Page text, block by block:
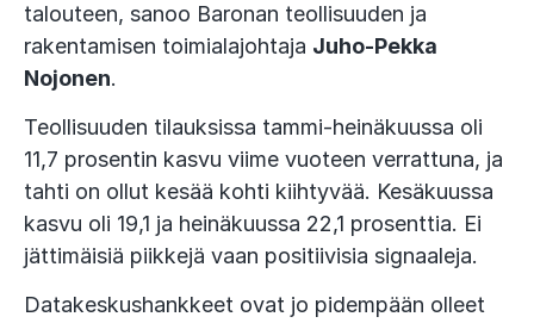
talouteen, sanoo Baronan teollisuuden ja
rakentamisen toimialajohtaja Juho-Pekka
Nojonen.
Teollisuuden tilauksissa tammi-heinäkuussa oli
11,7 prosentin kasvu viime vuoteen verrattuna, ja
tahti on ollut kesää kohti kiihtyvää. Kesäkuussa
kasvu oli 19,1 ja heinäkuussa 22,1 prosenttia. Ei
jättimäisiä piikkejä vaan positiivisia signaaleja.
Datakeskushankkeet ovat jo pidempään olleet